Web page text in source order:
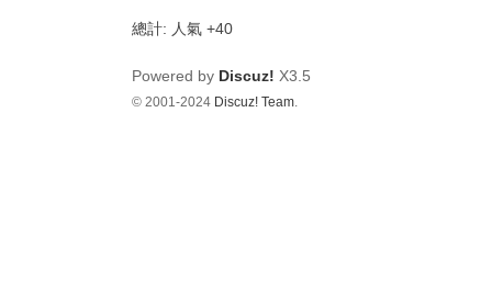
總計: 人氣 +40
Powered by Discuz! X3.5
© 2001-2024 Discuz! Team.